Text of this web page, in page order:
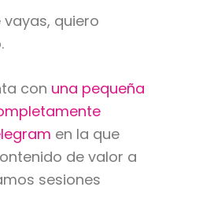
quiero
con una pequeña
en la que
de valor a
sesiones